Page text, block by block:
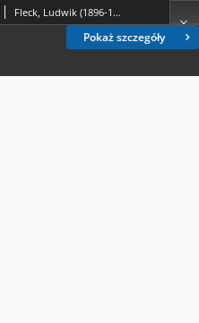
Pokaż szczegóły
Fleck, Ludwik (1896-1961).; Stański, Feliks (1909-1963).; Nicewicz, Nina.